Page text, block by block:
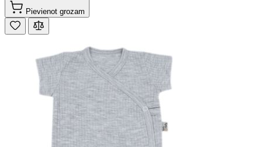
Pievienot grozam